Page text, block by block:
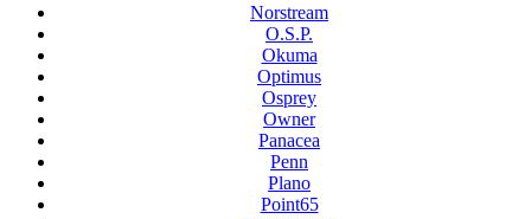
Norstream
O.S.P.
Okuma
Optimus
Osprey
Owner
Panacea
Penn
Plano
Point65